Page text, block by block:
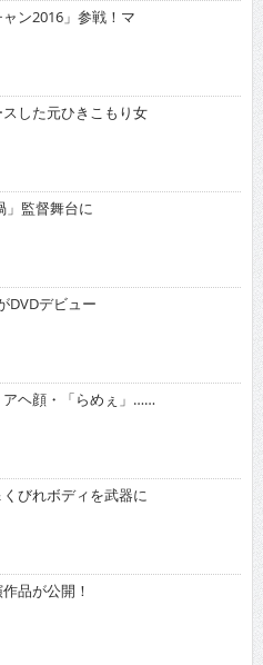
ン2016」参戦！マ
した元ひきこもり女
監督舞台に
DVDデビュー
ヘ顔・「らめぇ」……
びれボディを武器に
品が公開！